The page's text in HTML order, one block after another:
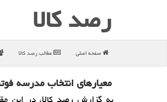
رصد كالا
صفحه اصلی مطالب رصد كالا
معیارهای انتخاب مدرسه